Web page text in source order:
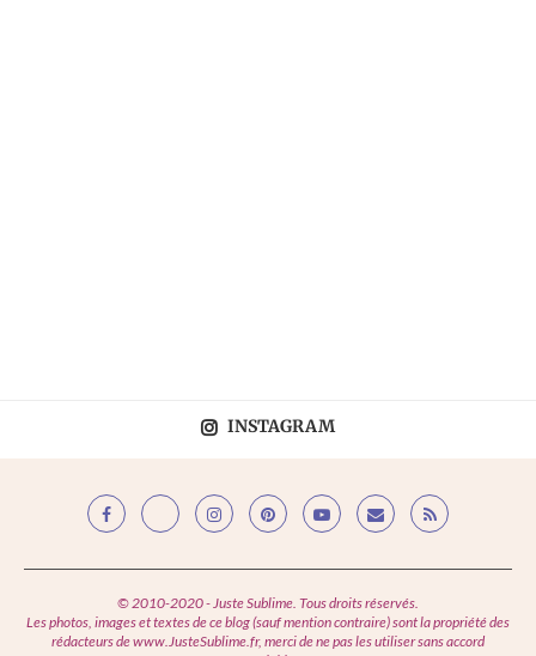
INSTAGRAM
© 2010-2020 - Juste Sublime. Tous droits réservés.
Les photos, images et textes de ce blog (sauf mention contraire) sont la propriété des
rédacteurs de www.JusteSublime.fr, merci de ne pas les utiliser sans accord